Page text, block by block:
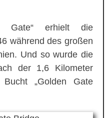
Gate“ erhielt die
während des großen
Und so wurde die
der 1,6 Kilometer
„Golden Gate